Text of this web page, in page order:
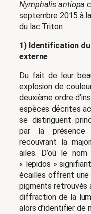
Nymphalis antiopa
septembre 2015 à
du lac Triton
1) Identification
externe
Du fait de leur
explosion de
deuxième ordre
espèces décrites
se distinguent
par la présence
recouvrant la
ailes. D’où le
« lepidos »
écailles offrent une
pigments retrouvés
diffraction de la
alors d’identifier de